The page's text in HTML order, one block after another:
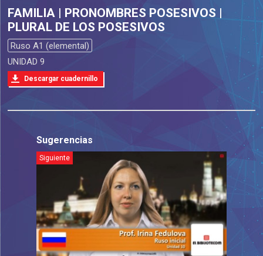
FAMILIA | PRONOMBRES POSESIVOS |
PLURAL DE LOS POSESIVOS
Ruso A1 (elemental)
UNIDAD 9
Descargar cuadernillo
Sugerencias
Siguiente